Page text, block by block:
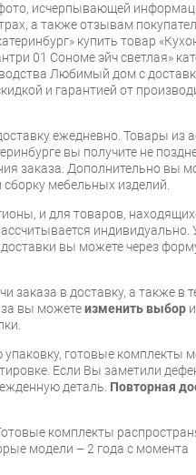
исчерпывающей
а также отзывам
купить товар
01 Сономе эйч светлая»
Любимый дом с
и гарантией от
ежедневно. Товары из
вы получите не
заказа. Дополнительно вы
мебельных изделий.
и для товаров,
индивидуально.
вы можете через
заказа в доставку, а также в
вы можетеизменить выбор
готовые комплекты
Если Вы заметили
деталь. Повторная
комплекты
модели – 2 года с момента